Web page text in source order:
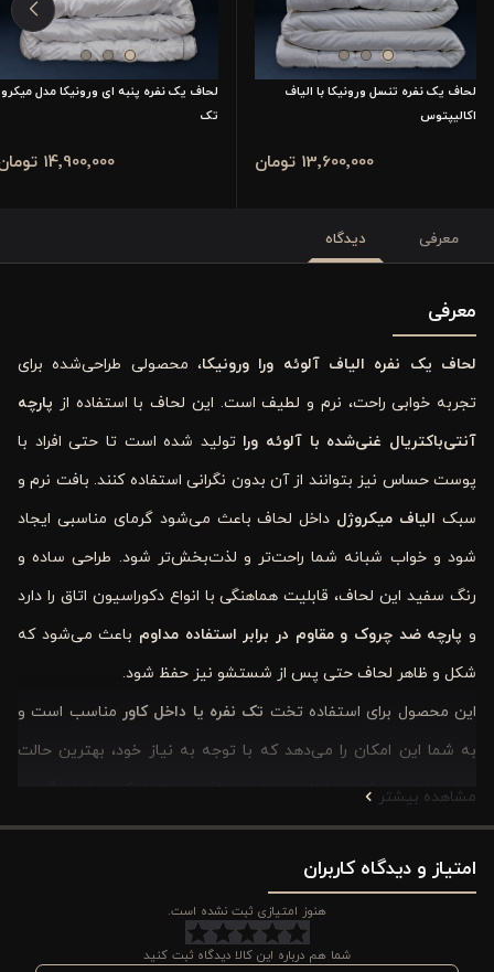
لحاف یک نفره تنسل ورونیکا با الیاف
اکالیپتوس
13٬600٬000 تومان
لحاف یک نفره پنبه ای ورونیکا مدل میکرو
تک
14٬900٬000 تومان
معرفی دیدگاه
معرفی
لحاف یک نفره الیاف آلوئه‌ ورا ورونیکا، محصولی طراحی‌شده برای
تجربه خوابی راحت، نرم و لطیف است. این لحاف با استفاده از پارچه
آنتی‌باکتریال غنی‌شده با آلوئه‌ ورا تولید شده است تا حتی افراد با
پوست حساس نیز بتوانند از آن بدون نگرانی استفاده کنند. بافت نرم و
سبک الیاف میکروژل داخل لحاف باعث می‌شود گرمای مناسبی ایجاد
شود و خواب شبانه شما راحت‌تر و لذت‌بخش‌تر شود. طراحی ساده و
رنگ سفید این لحاف، قابلیت هماهنگی با انواع دکوراسیون اتاق را دارد
و پارچه ضد چروک و مقاوم در برابر استفاده مداوم باعث می‌شود که
شکل و ظاهر لحاف حتی پس از شستشو نیز حفظ شود.
این محصول برای استفاده تخت تک نفره یا داخل کاور مناسب است و
به شما این امکان را می‌دهد که با توجه به نیاز خود، بهترین حالت
خواب را تجربه کنید. با انتخاب این لحاف، نه تنها یک پوشش گرم و
نرم برای شب‌های سرد خواهید داشت، بلکه باویژگی‌های ضد باکتری و
محافظ پوست، سلامت خود و خانواده‌تان را نیز تضمین می‌کنید. این
لحاف به شما کمک می‌کند تا کیفیت خواب خود را افزایش دهید و
احساس آرامش و راحتی بیشتری را در طول شب تجربه کنید.
مشاهده بیشتر
امتیاز و دیدگاه کاربران
هنوز امتیازی ثبت نشده است.
شما هم درباره این کالا دیدگاه ثبت کنید